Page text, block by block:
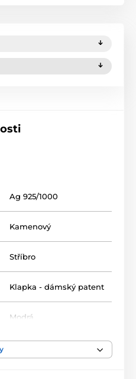
Ag 925/1000
Kamenový
Stříbro
Klapka - dámský patent
Modrá